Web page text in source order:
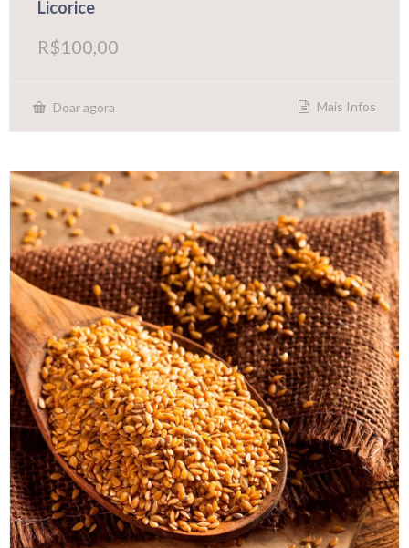
Licorice
R$100,00
Doar agora Mais Infos